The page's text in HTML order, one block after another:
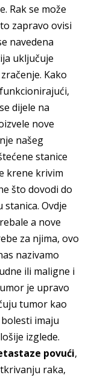
Rak se može
zapravo ovisi
navedena
uključuje
Kako
dijele na
nove
našeg
stanice
krene krivim
što dovodi do
Ovdje
a nove
za njima, ovo
nazivamo
ili maligne i
je upravo
tumor kao
imaju
izglede.
povući,
raka,